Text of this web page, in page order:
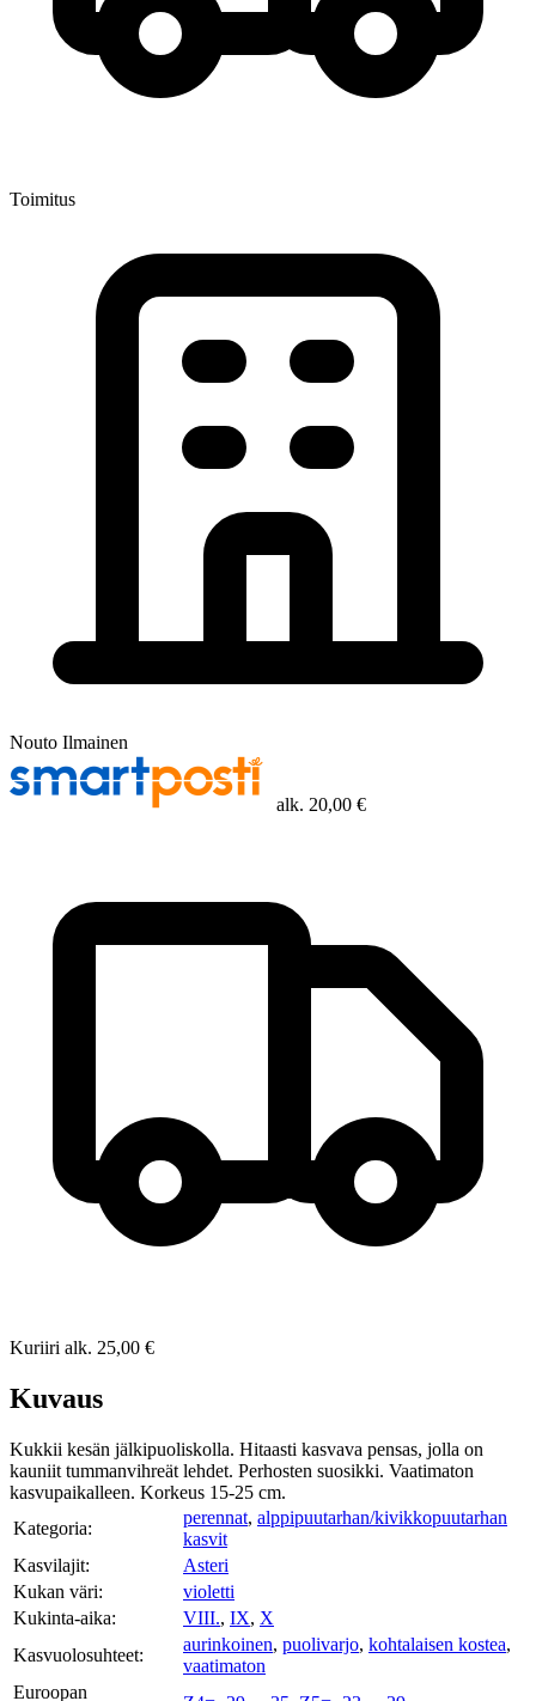
Toimitus
Nouto Ilmainen
alk. 20,00 €
Kuriiri alk. 25,00 €
Kuvaus
Kukkii kesän jälkipuoliskolla. Hitaasti kasvava pensas, jolla on
kauniit tummanvihreät lehdet. Perhosten suosikki. Vaatimaton
kasvupaikalleen. Korkeus 15-25 cm.
Kategoria:
perennat, alppipuutarhan/kivikkopuutarhan
kasvit
Kasvilajit:
Asteri
Kukan väri:
violetti
Kukinta-aika:
VIII., IX, X
Kasvuolosuhteet:
aurinkoinen, puolivarjo, kohtalaisen kostea,
vaatimaton
Euroopan